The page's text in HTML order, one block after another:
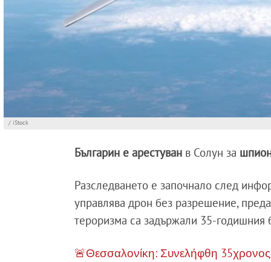
/ iStock
Българин е арестуван в Солун за
Разследването е започнало след
управлява дрон без разрешение,
тероризма са задържали 35-годишния
🚨Θεσσαλονίκη: Συνελήφθη